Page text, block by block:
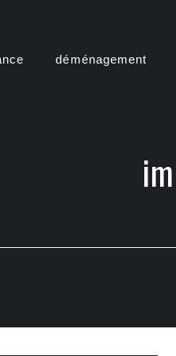
déménagement